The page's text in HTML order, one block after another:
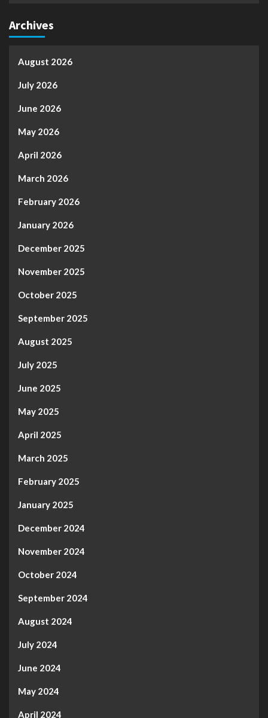
Archives
August 2026
July 2026
June 2026
May 2026
April 2026
March 2026
February 2026
January 2026
December 2025
November 2025
October 2025
September 2025
August 2025
July 2025
June 2025
May 2025
April 2025
March 2025
February 2025
January 2025
December 2024
November 2024
October 2024
September 2024
August 2024
July 2024
June 2024
May 2024
April 2024